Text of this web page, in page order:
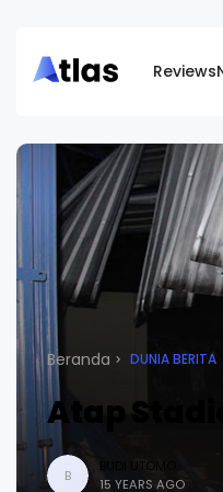
Reviews
Beranda DUNIA BERITA
Atap
B
BUDI UTOMO
15 YEARS AGO